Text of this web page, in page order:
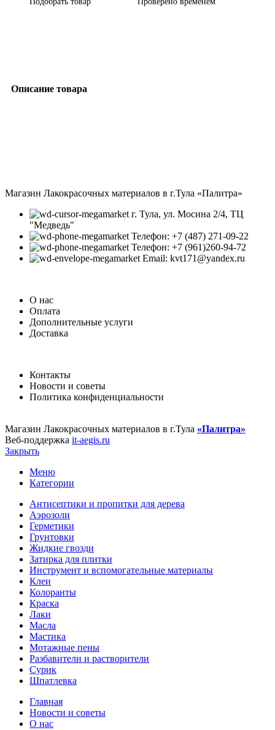
Описание товара
Магазин Лакокрасочных материалов в г.Тула «Палитра»
г. Тула, ул. Мосина 2/4, ТЦ
"Медведь"
Телефон: +7 (487) 271-09-22
Телефон: +7 (961)260-94-72
Email: kvt171@yandex.ru
О нас
Оплата
Дополнительные услуги
Доставка
Контакты
Новости и советы
Политика конфиденциальности
Магазин Лакокрасочных материалов в г.Тула «Палитра»
Веб-поддержка it-aegis.ru
Закрыть
Меню
Категории
Антисептики и пропитки для дерева
Аэрозоли
Герметики
Грунтовки
Жидкие гвозди
Затирка для плитки
Инструмент и вспомогательные материалы
Клеи
Колоранты
Краска
Лаки
Масла
Мастика
Мотажные пены
Разбавители и растворители
Сурик
Шпатлевка
Главная
Новости и советы
О нас